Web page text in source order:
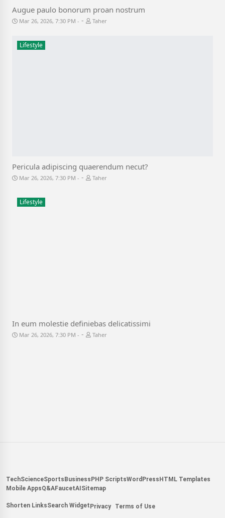
Augue paulo bonorum proan nostrum
Mar 26, 2026, 7:30 PM - Taher
Lifestyle
Pericula adipiscing quaerendum necut?
Mar 26, 2026, 7:30 PM - Taher
Lifestyle
In eum molestie definiebas delicatissimi
Mar 26, 2026, 7:30 PM - Taher
TechScienceSports Business PHP ScriptsWordPress HTML Templates
Mobile AppsQ&AFaucetAI Sitemap
Shorten LinksSearch Widget Privacy Terms of Use